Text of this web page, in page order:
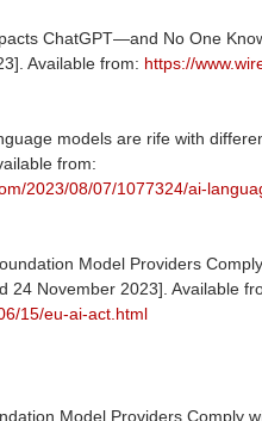
ChatGPT—and No One
Available from: https://
models are rife with
from:
2023/08/07/1077324/ai-
Model Providers
24 November 2023]. Available
15/eu-ai-act.html
Model Providers Comply